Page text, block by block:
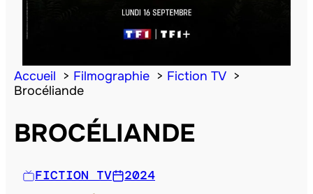
Accueil Filmographie
Fiction TV
Brocéliande
BROCÉLIANDE
FICTION TV
2024